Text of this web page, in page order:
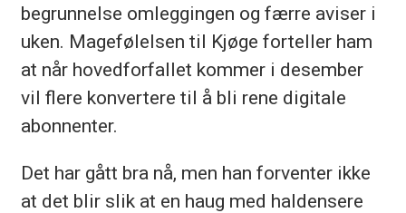
begrunnelse omleggingen og færre aviser i
uken. Magefølelsen til Kjøge forteller ham
at når hovedforfallet kommer i desember
vil flere konvertere til å bli rene digitale
abonnenter.
Det har gått bra nå, men han forventer ikke
at det blir slik at en haug med haldensere